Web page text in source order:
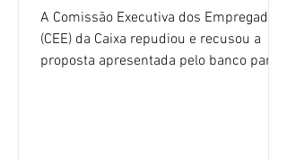
A Comissão Executiva dos Empregados
(CEE) da Caixa repudiou e recusou a
proposta apresentada pelo banco para o